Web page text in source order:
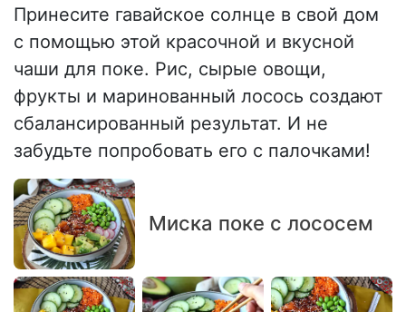
Принесите гавайское солнце в свой дом
с помощью этой красочной и вкусной
чаши для поке. Рис, сырые овощи,
фрукты и маринованный лосось создают
сбалансированный результат. И не
забудьте попробовать его с палочками!
Миска поке с лососем